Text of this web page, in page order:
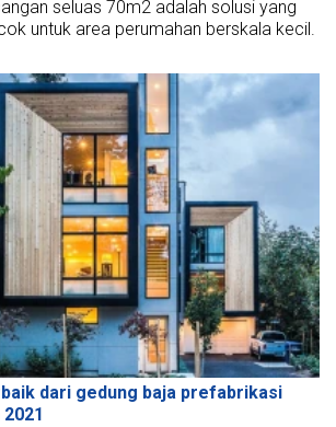
seluas 70m2 adalah solusi yang
untuk area perumahan berskala kecil.
dari gedung baja prefabrikasi